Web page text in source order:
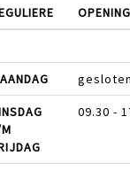
gesloten
09.30 -